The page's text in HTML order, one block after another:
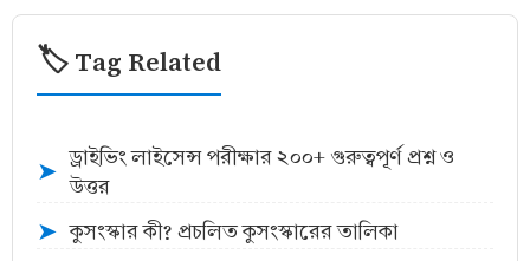
🏷️ Tag Related
➤
ড্রাইভিং লাইসেন্স পরীক্ষার ২০০+ গুরুত্বপূর্ণ প্রশ্ন ও
উত্তর
➤ কুসংস্কার কী? প্রচলিত কুসংস্কারের তালিকা